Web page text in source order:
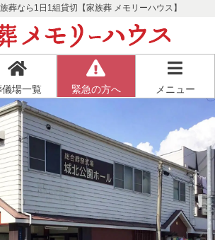
葬なら1日1組貸切【家族葬 メモリーハウス】
儀場一覧 緊急の方へ メニュー